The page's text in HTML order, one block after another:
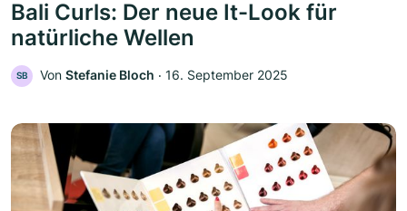
Bali Curls: Der neue It-Look für
natürliche Wellen
SB Von Stefanie Bloch ‧ 16. September 2025